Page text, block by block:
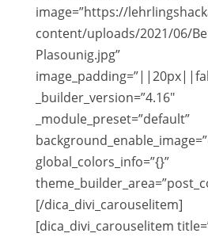
image=”https://
content/uploads/2021/06/
Plasounig.jpg”
_builder_version=”4.16″
_module_preset=”default”
global_colors_info=”{}”
[/dica_divi_carouselitem]
[dica_divi_carouselitem